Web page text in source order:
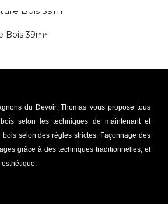
Bois 39m²
du Devoir, Thomas vous propose tous
selon les techniques de maintenant et
bois selon des règles strictes. Façonnage des
grâce à des techniques traditionnelles, et